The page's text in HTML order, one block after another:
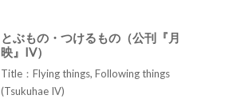
とぶもの・つけるもの（公刊『月
映』IV）
Title：Flying things, Following things
(Tsukuhae IV)